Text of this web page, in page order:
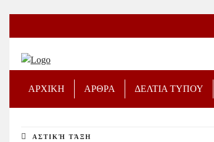
ΑΡΧΙΚΗ ΑΡΘΡΑ ΔΕΛΤΙΑ ΤΥΠΟΥ
ΑΣΤΙΚΉ ΤΆΞΗ